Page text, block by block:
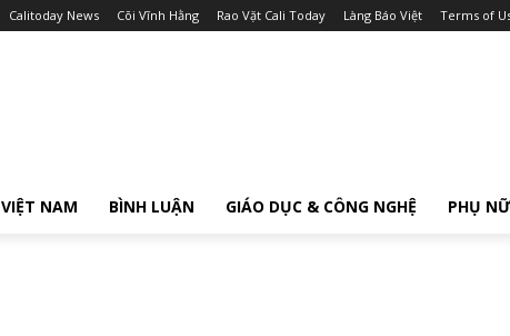
Calitoday News Cõi Vĩnh Hằng Rao Vặt Cali Today Làng Báo Việt Terms of
VIỆT NAM BÌNH LUẬN GIÁO DỤC & CÔNG NGHỆ PHỤ NỮ